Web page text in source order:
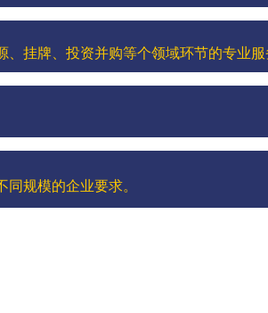
挂牌、投资并购等个领域环节的专业
规模的企业要求。